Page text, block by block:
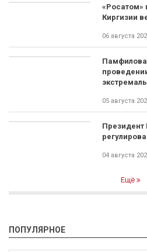
«Росатом»
Киргизии
06 августа
05 августа
Президент
04 августа
Ещё
ПОПУЛЯРНОЕ